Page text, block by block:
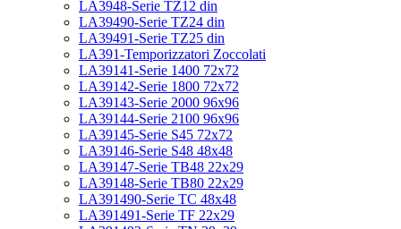
LA3948-Serie TZ12 din
LA39490-Serie TZ24 din
LA39491-Serie TZ25 din
LA391-Temporizzatori Zoccolati
LA39141-Serie 1400 72x72
LA39142-Serie 1800 72x72
LA39143-Serie 2000 96x96
LA39144-Serie 2100 96x96
LA39145-Serie S45 72x72
LA39146-Serie S48 48x48
LA39147-Serie TB48 22x29
LA39148-Serie TB80 22x29
LA391490-Serie TC 48x48
LA391491-Serie TF 22x29